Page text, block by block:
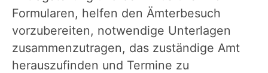
Formularen, helfen den Ämterbesuch
vorzubereiten, notwendige Unterlagen
zusammenzutragen, das zuständige Amt
herauszufinden und Termine zu